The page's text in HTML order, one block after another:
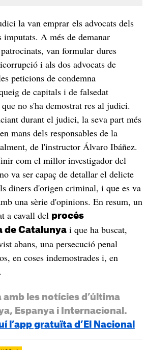
la van emprar els advocats dels
imputats. A més de demanar
van formular dures
i als dos advocats de
peticions de condemna
de capitals i de falsedat
no s'ha demostrat res al judici.
durant el judici, la seva part més
mans dels responsables de la
de l'instructor Álvaro Ibáñez.
com el millor investigador del
va ser capaç de detallar el delicte
diners d'origen criminal, i que es va
una sèrie d'opinions. En resum, un
a cavall del procés
de Catalunyai que ha buscat,
abans, una persecució penal
en coses indemostrades i, en
amb les notícies d’última
Espanya i Internacional.
l’app gratuïta d’El Nacional